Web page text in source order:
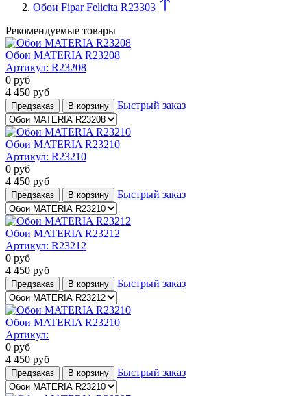
Обои Fipar Felicita R23303
Рекомендуемые товары
Обои MATERIA R23208
Артикул: R23208
0 руб
4 450 руб
Предзаказ В корзину Быстрый заказ
Обои MATERIA R23210
Артикул: R23210
0 руб
4 450 руб
Предзаказ В корзину Быстрый заказ
Обои MATERIA R23212
Артикул: R23212
0 руб
4 450 руб
Предзаказ В корзину Быстрый заказ
Обои MATERIA R23210
Артикул:
0 руб
4 450 руб
Предзаказ В корзину Быстрый заказ